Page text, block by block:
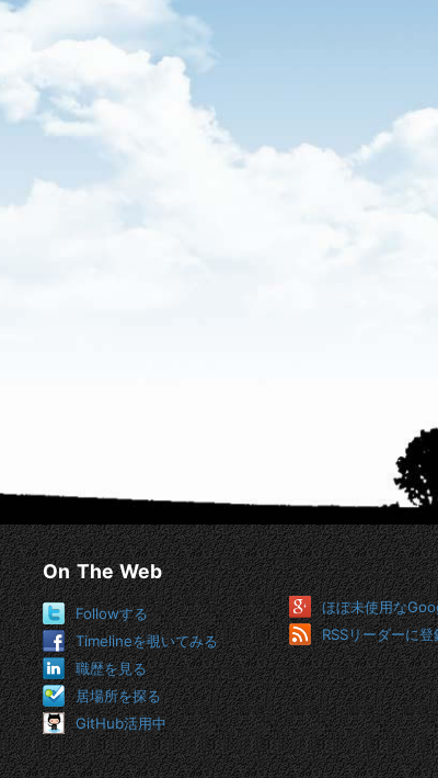
On The Web
Followする
Timelineを覗いてみる
職歴を見る
居場所を探る
GitHub活用中
ほぼ未使用な
RSSリーダーに